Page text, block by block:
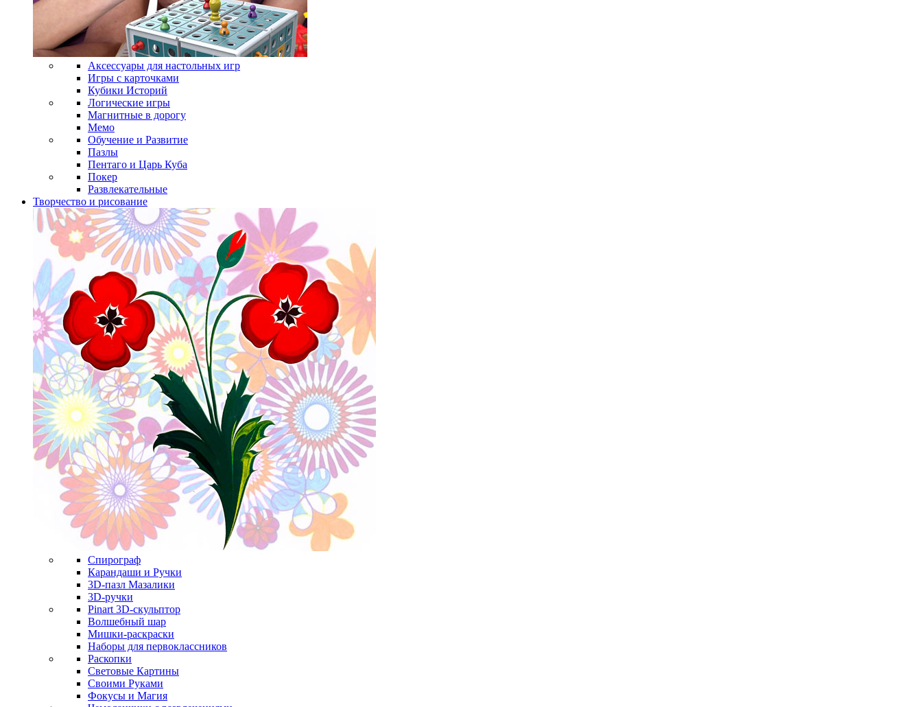
Аксессуары для настольных игр
Игры с карточками
Кубики Историй
Логические игры
Магнитные в дорогу
Мемо
Обучение и Развитие
Пазлы
Пентаго и Царь Куба
Покер
Развлекательные
Творчество и рисование
Спирограф
Карандаши и Ручки
3D-пазл Мазалики
3D-ручки
Pinart 3D-скульптор
Волшебный шар
Мишки-раскраски
Наборы для первоклассников
Раскопки
Световые Картины
Своими Руками
Фокусы и Магия